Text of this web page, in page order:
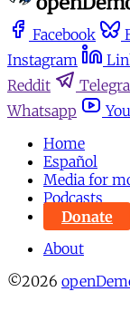
Facebook
Instagram
Reddit
Whatsapp
Home
Español
Media for
Podcasts
Donate
About
©2026